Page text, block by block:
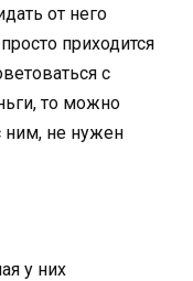
от него
приходится
с
то можно
ним, не нужен
у них